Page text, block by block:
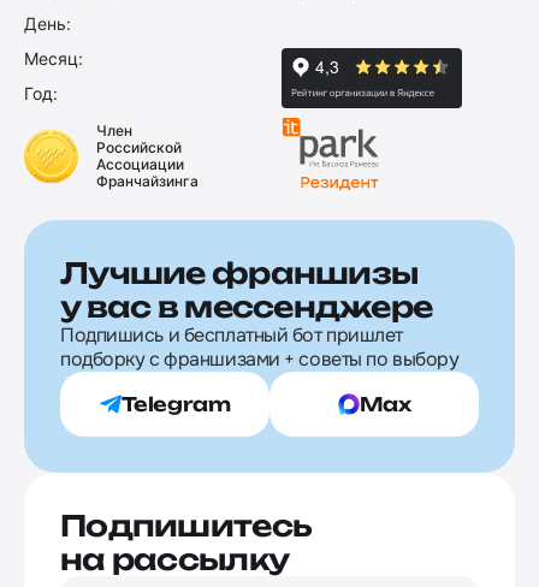
День:
Месяц:
Год:
Член
Российской
Ассоциации
Франчайзинга
Лучшие франшизы
у вас в мессенджере
Подпишись и бесплатный бот пришлет
подборку с франшизами + советы по выбору
Telegram Max
Подпишитесь
на рассылку